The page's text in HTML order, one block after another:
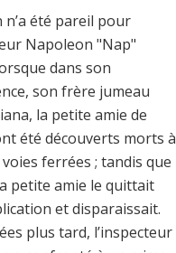
n’a été pareil pour
Napoleon "Nap"
dans son
son frère jumeau
la petite amie de
été découverts morts à
ferrées ; tandis que
petite amie le quittait
et disparaissait.
plus tard, l’inspecteur